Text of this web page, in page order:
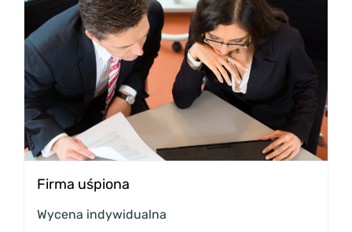
Firma uśpiona
Wycena indywidualna